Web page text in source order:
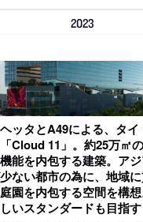
2023
ッタとA49による、タ
Cloud 11」。約25万㎡
能を内包する建築。ア
ない都市の為に、地域
園を内包する空間を構
いスタンダードも目指す